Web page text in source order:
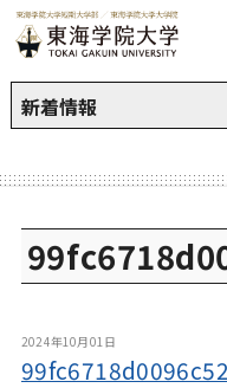
新着情報
2024年10月01日